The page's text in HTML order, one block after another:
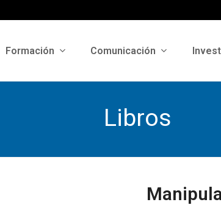
Formación Comunicación
Libros